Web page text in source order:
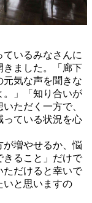
いるみなさんに
きました。「廊下
気な声を聞きな
。」「知り合いが
ただく一方で、
っている状況を心
が増やせるか、悩
きること」だけで
ただけると幸いで
いと思いますの